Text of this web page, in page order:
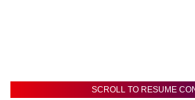
SCROLL TO RESUME